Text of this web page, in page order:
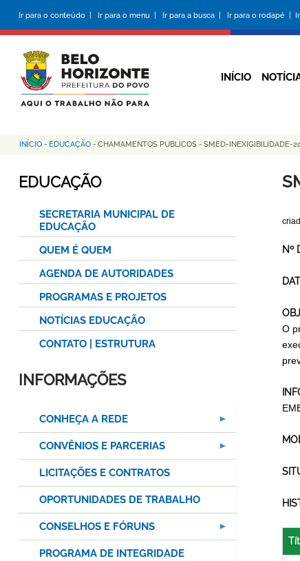
conteúdo
principal
Ir para o conteúdo | Ir para o menu | Ir para a busca | Ir para o rodapé |
INÍCIO
Trilha
de
INÍCIO - EDUCAÇÃO - CHAMAMENTOS PUBLICOS - SMED-INEXIGIBILIDADE-
Nº
O
EDUCAÇÃO
SECRETARIA MUNICIPAL DE
EDUCAÇÃO
QUEM É QUEM
AGENDA DE AUTORIDADES
PROGRAMAS E PROJETOS
NOTÍCIAS EDUCAÇÃO
CONTATO | ESTRUTURA
INFORMAÇÕES
CONHEÇA A REDE
CONVÊNIOS E PARCERIAS
LICITAÇÕES E CONTRATOS
OPORTUNIDADES DE TRABALHO
CONSELHOS E FÓRUNS
PROGRAMA DE INTEGRIDADE